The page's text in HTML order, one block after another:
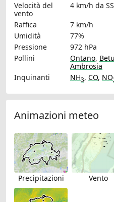
Velocità del
vento
4 km/h da
Raffica
7 km/h
Umidità
77%
Pressione
972 hPa
Pollini
Ontano,
Ambrosia
Inquinanti
NH3, CO, NO
Animazioni meteo
Precipitazioni Vento